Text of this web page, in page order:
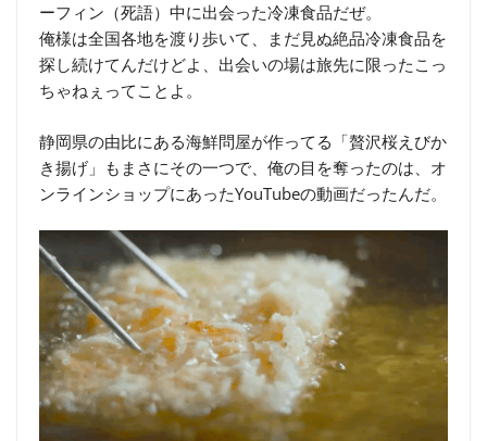
ーフィン（死語）中に出会った冷凍食品だぜ。
俺様は全国各地を渡り歩いて、まだ見ぬ絶品冷凍食品を
探し続けてんだけどよ、出会いの場は旅先に限ったこっ
ちゃねぇってことよ。
静岡県の由比にある海鮮問屋が作ってる「贅沢桜えびか
き揚げ」もまさにその一つで、俺の目を奪ったのは、オ
ンラインショップにあったYouTubeの動画だったんだ。